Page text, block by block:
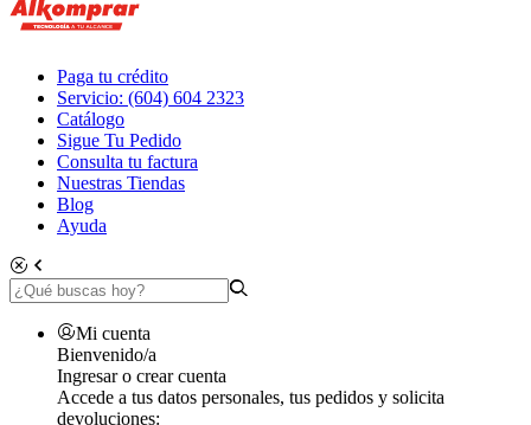
Paga tu crédito
Servicio: (604) 604 2323
Catálogo
Sigue Tu Pedido
Consulta tu factura
Nuestras Tiendas
Blog
Ayuda
Mi cuenta
Bienvenido/a
Ingresar o crear cuenta
Accede a tus datos personales, tus pedidos y solicita
devoluciones: